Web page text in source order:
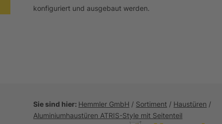
konfiguriert und ausgebaut werden.
Sie sind hier: Hemmler GmbH / Sortiment / Haustüren /
Aluminiumhaustüren ATRIS-Style mit Seitenteil